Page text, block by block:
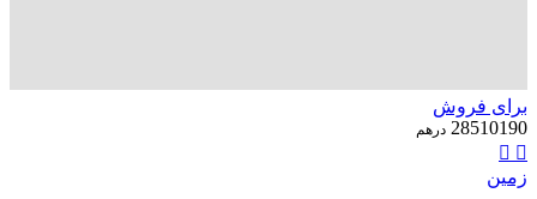
برای فروش
28510190 درهم
زمین